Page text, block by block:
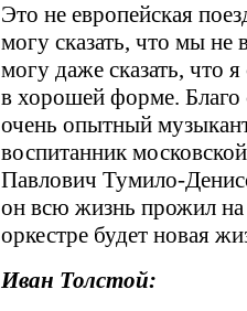
Это не европейская
могу сказать, что мы не
могу даже сказать, что
в хорошей форме. Благо
очень опытный
воспитанник
Павлович Тумило-
он всю жизнь прожил на
оркестре будет новая
Иван Толстой: